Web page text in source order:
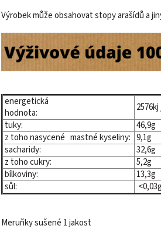
Výrobek může obsahovat stopy arašídů a
energetická
hodnota:
tuky:
46,9g
z toho nasycené mastné kyseliny: 9,1g
sacharidy:
32,6g
z toho cukry:
5,2g
bílkoviny:
13,3g
sůl:
<0,03g
Meruňky sušené 1 jakost